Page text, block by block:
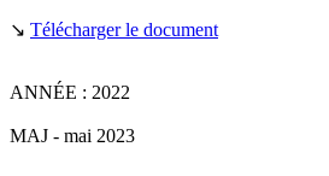
↘ Télécharger le document
ANNÉE : 2022
MAJ - mai 2023